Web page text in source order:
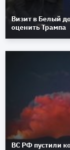
Визит в Белый
оценить Трампа
ВС РФ пустили